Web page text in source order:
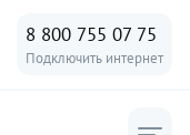
8 800 755 07 75
Подключить интернет